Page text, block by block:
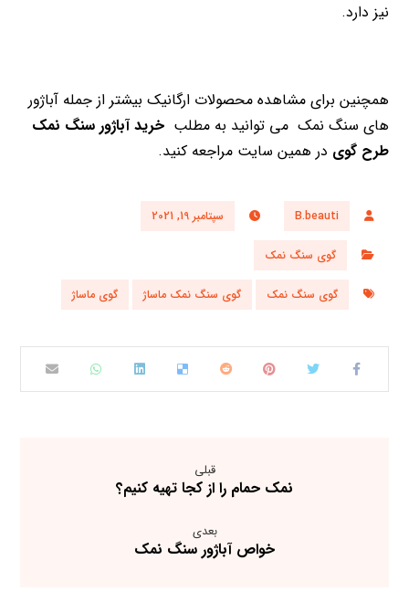
نیز دارد.
همچنین برای مشاهده محصولات ارگانیک بیشتر از جمله آباژور
های سنگ نمک می توانید به مطلب خرید آباژور سنگ نمک
طرح گوی در همین سایت مراجعه کنید.
B.beauti سپتامبر 19, 2021
گوی سنگ نمک
گوی سنگ نمک گوی سنگ نمک ماساژ گوی ماساژ
قبلی
نمک حمام را از کجا تهیه کنیم؟
بعدی
خواص آباژور سنگ نمک